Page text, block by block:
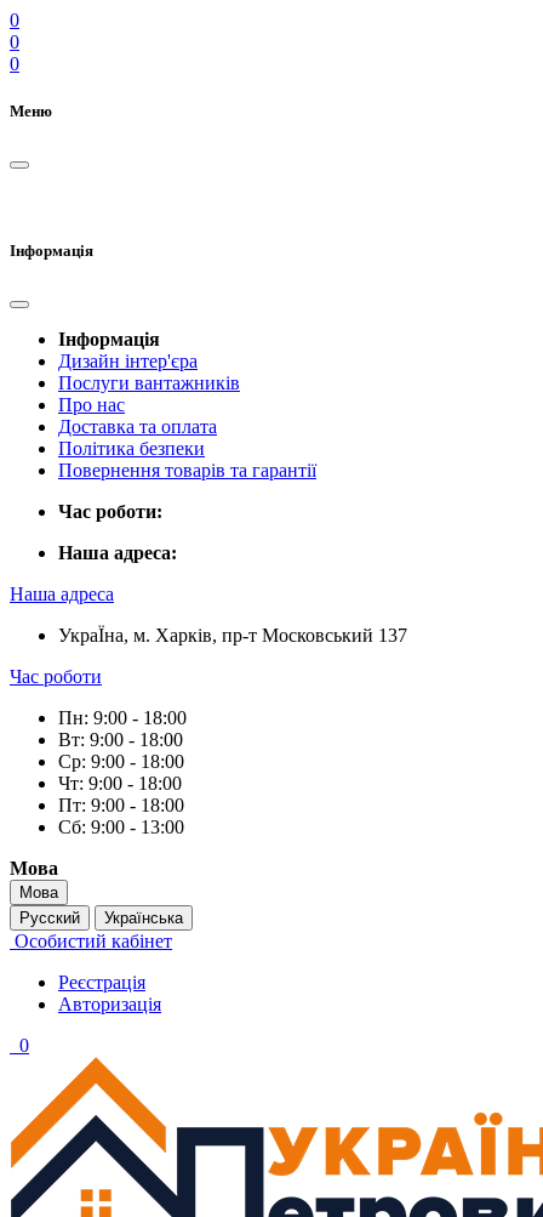
0
0
0
Меню
Інформація
Інформація
Дизайн інтер'єра
Послуги вантажників
Про нас
Доставка та оплата
Політика безпеки
Повернення товарів та гарантії
Час роботи:
Наша адреса:
Наша адреса
УкраЇна, м. Харків, пр-т Московський 137
Час роботи
Пн: 9:00 - 18:00
Вт: 9:00 - 18:00
Ср: 9:00 - 18:00
Чт: 9:00 - 18:00
Пт: 9:00 - 18:00
Сб: 9:00 - 13:00
Мова
Мова
Русский
Українська
Особистий кабінет
Реєстрація
Авторизація
0